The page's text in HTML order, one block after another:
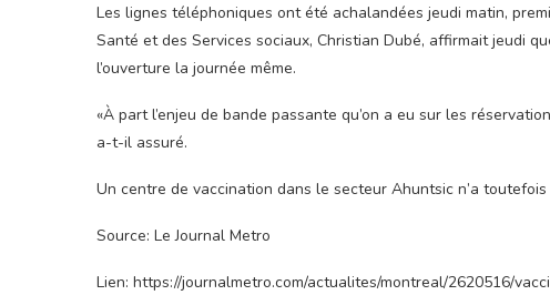
Les lignes téléphoniques ont été achalandées jeudi matin,
Santé et des Services sociaux, Christian Dubé, affirmait jeudi
l’ouverture la journée même.
«À part l’enjeu de bande passante qu’on a eu sur les
a-t-il assuré.
Un centre de vaccination dans le secteur Ahuntsic n’a
Source: Le Journal Metro
Lien: https://journalmetro.com/actualites/montreal/2620516/